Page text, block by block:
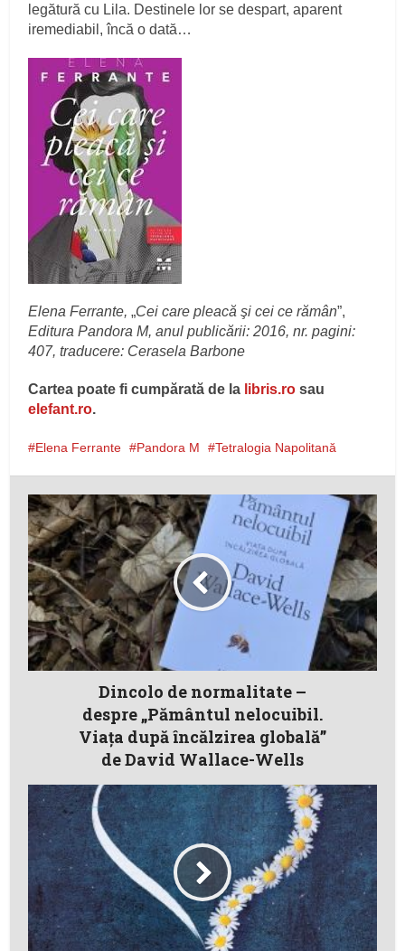
legătură cu Lila. Destinele lor se despart, aparent
iremediabil, încă o dată…
Elena Ferrante,„Cei care pleacă şi cei ce rămân”,
Editura Pandora M, anul publicării: 2016, nr. pagini:
407, traducere: Cerasela Barbone
Cartea poate fi cumpărată de la libris.ro sau
elefant.ro.
Elena Ferrante Pandora M Tetralogia Napolitană
Dincolo de normalitate –
despre „Pământul nelocuibil.
Viaţa după încălzirea globală”
de David Wallace-Wells